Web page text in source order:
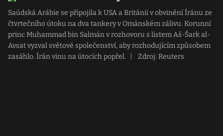
Saúdská Arábie se připojila k USA a Británii v obvinění Íránu ze
čtvrtečního útoku na dva tankery v Ománském zálivu. Korunní
princ Muhammad bin Salmán v rozhovoru s listem Aš-Šark al-
Avsat vyzval světové společenství, aby rozhodujícím způsobem
zasáhlo. Írán vinu na útocích popřel.
Zdroj: Reuters